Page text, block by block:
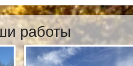
работы